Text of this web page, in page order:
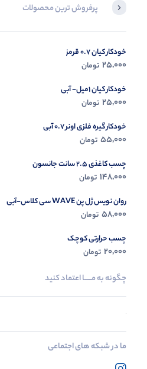
پرفروش ترین محصولات
خودکار کیان 0.7 قرمز
25,000 تومان
خودکار کیان 1میل- آبی
25,000 تومان
خودکار گیره فلزی اونر 0.7 آبی
55,000 تومان
چسب کاغذی 2.5 سانت جانسون
148,000 تومان
روان نویس ژل پن WAVE سی کلاس-آبی
58,000 تومان
چسب حرارتی کوچک
20,000 تومان
چگونه به مــــــا اعتماد کنید
ما در شبکه های اجتماعی